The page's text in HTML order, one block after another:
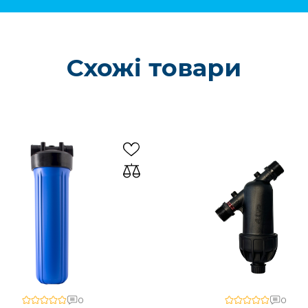
Схожі товари
0 0